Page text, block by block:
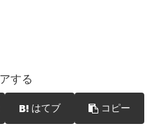
する
はてブ コピー